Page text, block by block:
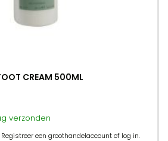
CREAM 500ML
verzonden
een groothandelaccount of log in.